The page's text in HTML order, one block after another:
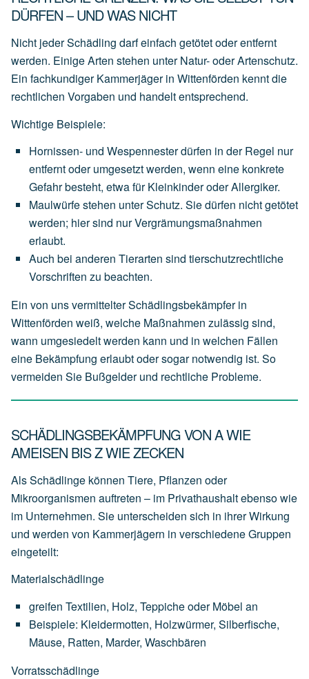
DÜRFEN – UND WAS NICHT
Nicht jeder Schädling darf einfach getötet oder entfernt
werden. Einige Arten stehen unter Natur- oder Artenschutz.
Ein fachkundiger Kammerjäger in Wittenförden kennt die
rechtlichen Vorgaben und handelt entsprechend.
Wichtige Beispiele:
Hornissen- und Wespennesterdürfen in der Regel nur
entferntoder umgesetztwerden, wenn eine konkrete
Gefahrbesteht, etwafür KleinkinderoderAllergiker.
Maulwürfestehen unterSchutz. Siedürfen nichtgetötet
werden; hiersind nurVergrämungsmaßnahmen
erlaubt.
Auch bei anderen Tierarten sind tierschutzrechtliche
Vorschriften zu beachten.
Ein von uns vermittelter Schädlingsbekämpfer in
Wittenförden weiß, welche Maßnahmen zulässig sind,
wann umgesiedelt werden kann und in welchen Fällen
eine Bekämpfung erlaubt oder sogar notwendig ist. So
vermeiden Sie Bußgelder und rechtliche Probleme.
SCHÄDLINGSBEKÄMPFUNG VON A WIE
AMEISEN BIS Z WIE ZECKEN
Als Schädlinge können Tiere, Pflanzen oder
Mikroorganismen auftreten – im Privathaushalt ebenso wie
im Unternehmen. Sie unterscheiden sich in ihrer Wirkung
und werden von Kammerjägern in verschiedene Gruppen
eingeteilt:
Materialschädlinge
greifen Textilien, Holz, Teppicheoder Möbel an
Beispiele: Kleidermotten, Holzwürmer, Silberfische,
Mäuse, Ratten, Marder, Waschbären
Vorratsschädlinge